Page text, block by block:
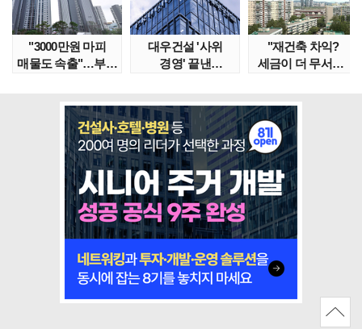
"3000만원 마피
매물도 속출"…부산
대우건설 '사위
경영' 끝낸
"재건축 차익?
세금이 더 무서워"